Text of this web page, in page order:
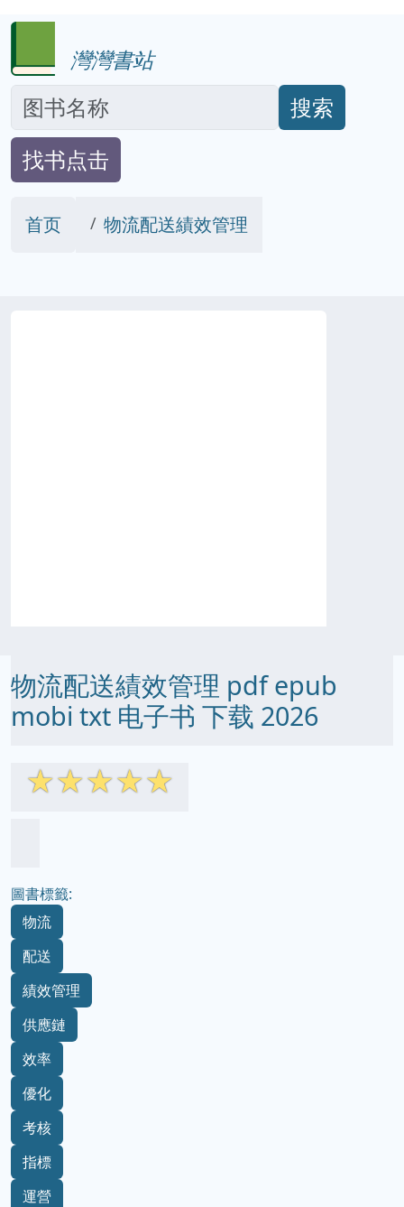
灣灣書站
搜索
找书点击
首页 物流配送績效管理
物流配送績效管理 pdf epub
mobi txt 电子书 下载 2026
☆☆☆☆☆
圖書標籤:
物流
配送
績效管理
供應鏈
效率
優化
考核
指標
運營